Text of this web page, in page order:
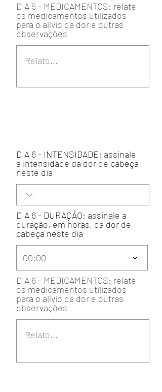
DIA 5 - MEDICAMENTOS: relate
os medicamentos utilizados
para o alívio da dor e outras
observações
DIA 6 - INTENSIDADE: assinale
a intensidade da dor de cabeça
neste dia
DIA 6 - DURAÇÃO: assinale a
duração, em horas, da dor de
cabeça neste dia
00:00
DIA 6 - MEDICAMENTOS: relate
os medicamentos utilizados
para o alívio da dor e outras
observações